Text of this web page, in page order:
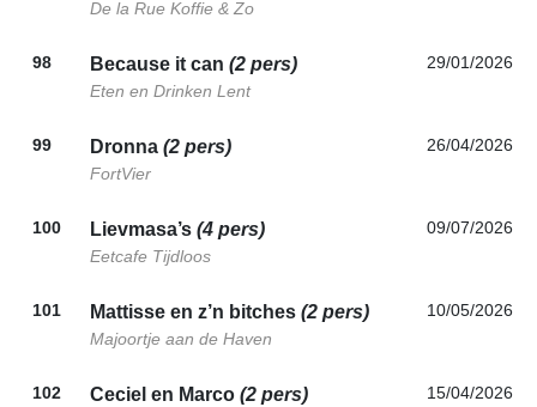
De la Rue Koffie & Zo
98 Because it can (2 pers)
Eten en Drinken Lent
29/01/2026
99 Dronna (2 pers)
FortVier
26/04/2026
100 Lievmasa’s (4 pers)
Eetcafe Tijdloos
09/07/2026
101 Mattisse en z’n bitches (2 pers)
Majoortje aan de Haven
10/05/2026
102 Ceciel en Marco (2 pers) 15/04/2026